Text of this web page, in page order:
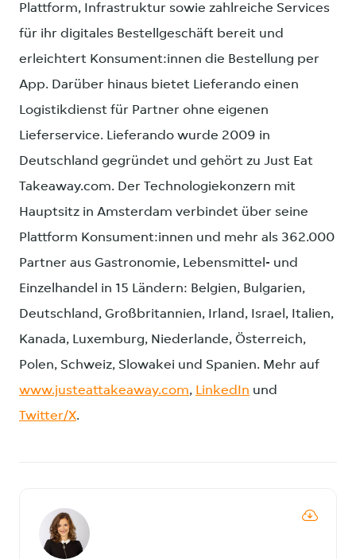
Plattform, Infrastruktur sowie zahlreiche Services
für ihr digitales Bestellgeschäft bereit und
erleichtert Konsument:innen die Bestellung per
App. Darüber hinaus bietet Lieferando einen
Logistikdienst für Partner ohne eigenen
Lieferservice. Lieferando wurde 2009 in
Deutschland gegründet und gehört zu Just Eat
Takeaway.com. Der Technologiekonzern mit
Hauptsitz in Amsterdam verbindet über seine
Plattform Konsument:innen und mehr als 362.000
Partner aus Gastronomie, Lebensmittel- und
Einzelhandel in 15 Ländern: Belgien, Bulgarien,
Deutschland, Großbritannien, Irland, Israel, Italien,
Kanada, Luxemburg, Niederlande, Österreich,
Polen, Schweiz, Slowakei und Spanien. Mehr auf
www.justeattakeaway.com, LinkedIn und
Twitter/X.